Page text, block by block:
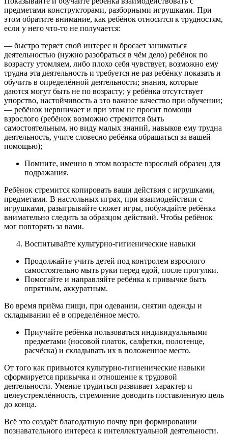
предметами конструкторами, разборными игрушками. При
этом обратите внимание, как ребёнок относится к трудностям,
если у него что-то не получается:
— быстро теряет свой интерес и бросает заниматься
деятельностью (нужно разобраться в чём дело) ребёнок по
возрасту утомляем, либо плохо себя чувствует, возможно ему
трудна эта деятельность и требуется не раз ребёнку показать и
обучить в определённой деятельности; знания, которые
даются могут быть не по возрасту; у ребёнка отсутствует
упорство, настойчивость а это важное качество при обучении;
— ребёнок нервничает и при этом не просит помощи
взрослого (ребёнок возможно стремится быть
самостоятельным, но виду малых знаний, навыков ему трудна
деятельность, учите словесно ребёнка обращаться за вашей
помощью);
Помните, именно в этом возрасте взрослый образец для
подражания.
Ребёнок стремится копировать ваши действия с игрушками,
предметами. В настольных играх, при взаимодействии с
игрушками, разыгрывайте сюжет игры, побуждайте ребёнка
внимательно следить за образцом действий. Чтобы ребёнок
мог повторять за вами.
Воспитывайте культурно-гигиенические навыки
Продолжайте учить детей под контролем взрослого
самостоятельно мыть руки перед едой, после прогулки.
Помогайте и направляйте ребёнка к привычке быть
опрятным, аккуратным.
Во время приёма пищи, при одевании, снятии одежды и
складывании её в определённое место.
Приучайте ребёнка пользоваться индивидуальными
предметами (носовой платок, салфетки, полотенце,
расчёска) и складывать их в положенное место.
От того как привьются культурно-гигиенические навыки
сформируется привычка и отношение к трудовой
деятельности. Умение трудиться развивает характер и
целеустремлённость, стремление доводить поставленную цель
до конца.
Всё это создаёт благодатную почву при формировании
познавательного интереса к интеллектуальной деятельности.